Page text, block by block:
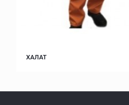
ХАЛАТ